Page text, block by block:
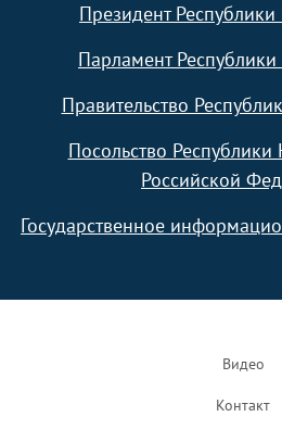
Президент
Парламент
Правительство
Посольство
Российской
Государственное
Видео
Контакт